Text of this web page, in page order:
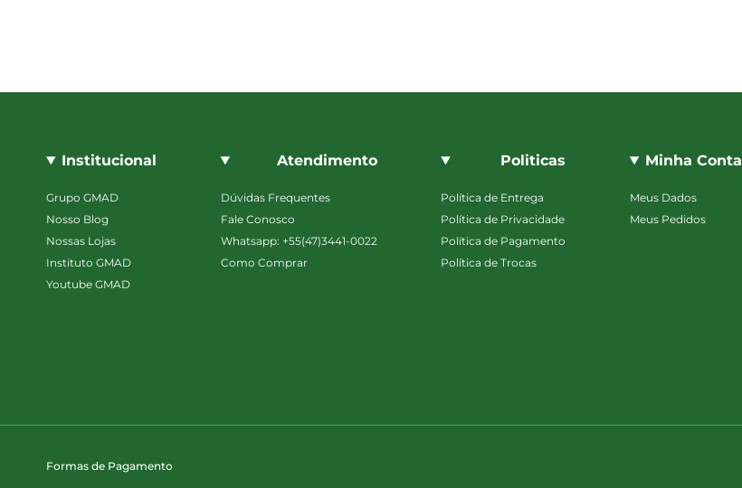
Institucional
Grupo GMAD
Nosso Blog
Nossas Lojas
Instituto GMAD
Youtube GMAD
Atendimento
Dúvidas Frequentes
Fale Conosco
Whatsapp: +55(47)3441-0022
Como Comprar
Politicas
Política de Entrega
Política de Privacidade
Política de Pagamento
Política de Trocas
Minha Conta
Meus Dados
Meus Pedidos
Formas de Pagamento